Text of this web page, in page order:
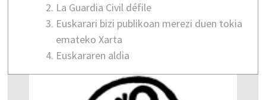
La Guardia Civil défile
Euskarari bizi publikoan merezi duen tokia
emateko Xarta
Euskararen aldia